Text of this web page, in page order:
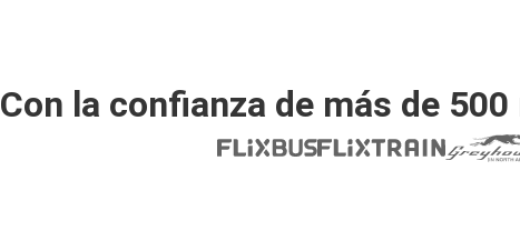
Con la confianza de más de